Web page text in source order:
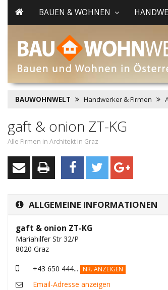
BAUEN & WOHNEN
BAUWOHNWELT Handwerker & Firmen
gaft & onion ZT-KG
Alle Firmen in Architekt in Graz
ALLGEMEINE INFORMATIONEN
gaft & onion ZT-KG
Mariahilfer Str 32/P
8020 Graz
+43 650 444... NR. ANZEIGEN
Email-Adresse anzeigen